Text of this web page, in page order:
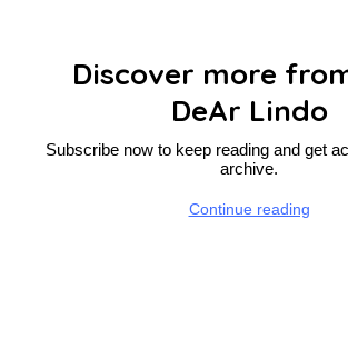
Discover more
DeAr Lindo
Subscribe now to keep reading and get
archive.
Continue reading